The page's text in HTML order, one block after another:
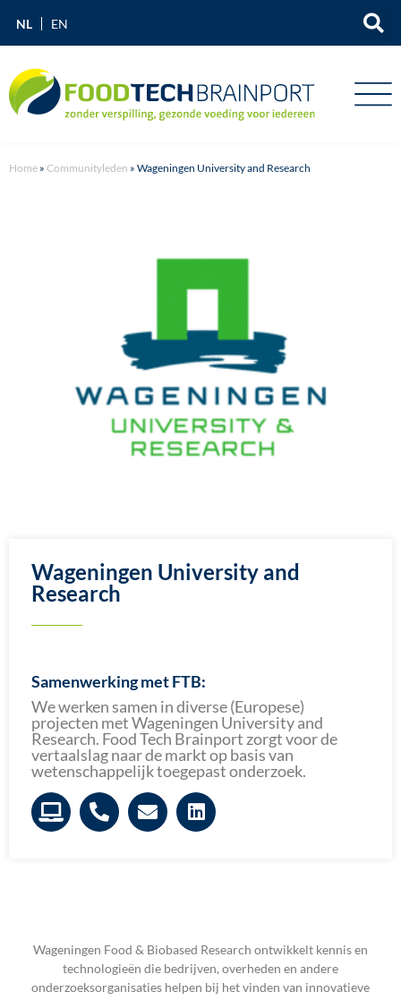
NL EN
Home » Communityleden » Wageningen University and Research
Wageningen Food & Biobased Research ontwikkelt kennis en
technologieën die bedrijven, overheden en andere
onderzoeksorganisaties helpen bij het vinden van innovatieve
Wageningen University and
Research
Samenwerking met FTB:
We werken samen in diverse (Europese)
projecten met Wageningen University and
Research. Food Tech Brainport zorgt voor de
vertaalslag naar de markt op basis van
wetenschappelijk toegepast onderzoek.